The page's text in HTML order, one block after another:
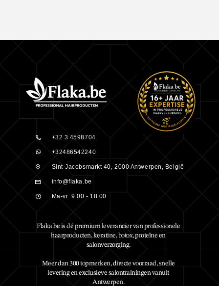
+32 3 4598704
+32486542240
Sint-Jacobsmarkt 40, 2000 Antwerpen, België
info@flaka.be
Ma-vr: 9:00 - 18:00
Flaka.be is dé premium leverancier van professionele
haarproducten, keratine, botox, proteïne en
salonverzorging.
Meer dan 300 topmerken, directe voorraad, snelle
levering en exclusieve salontrainingen vanuit
Antwerpen.